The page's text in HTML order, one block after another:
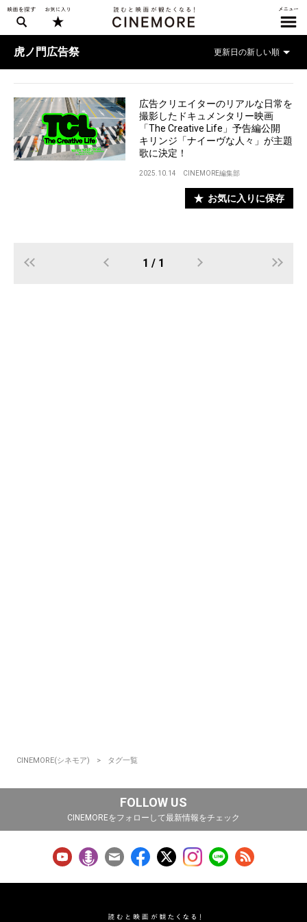
虎ノ門広告祭
広告クリエイターのリアルな日常を
撮影したドキュメンタリー映画
「The Creative Life」予告編公開
キリンジ「ナイーヴな人々」が主題
歌に決定！
2025.10.14 CINEMORE編集部
お気に入りに保存
1 / 1
CINEMORE(シネモア) タグ一覧
FOLLOW US
CINEMOREをフォローして最新情報をチェック